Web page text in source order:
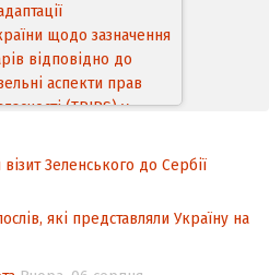
щодо зазначення
відповідно до
аспекти прав
(TRIPS) у
законодавства щодо
повторного
виборців
суспільства
Зеленського до Сербії
які представляли Україну на